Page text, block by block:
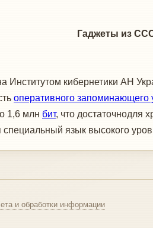
кибернетики АН
оперативного запоминающего
1,6 млн бит, что достаточнодля
язык высокого
и обработки информации